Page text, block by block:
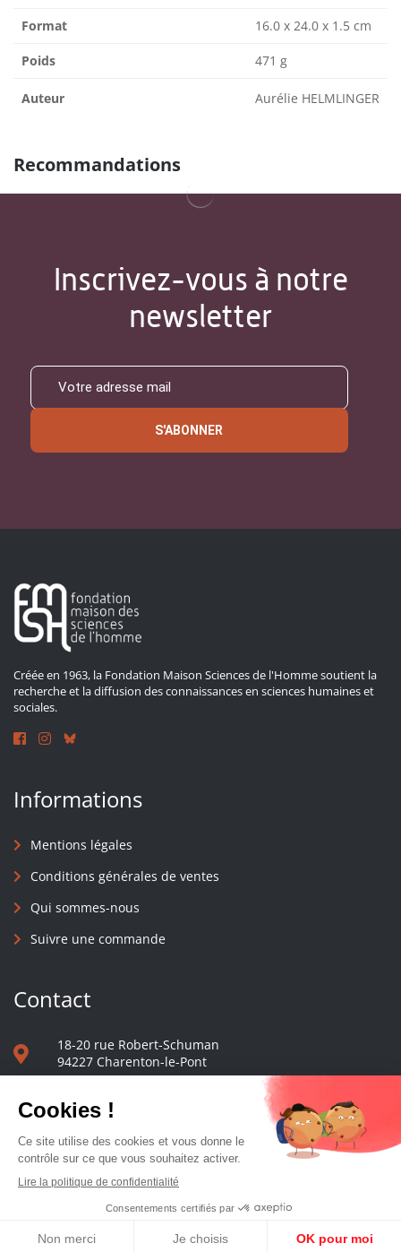
Format 16.0 x 24.0 x 1.5 cm
Poids 471 g
Auteur Aurélie HELMLINGER
Recommandations
Inscrivez-vous à notre
newsletter
S'ABONNER
Créée en 1963, la Fondation Maison Sciences de l'Homme soutient la
recherche et la diffusion des connaissances en sciences humaines et
sociales.
Informations
Mentions légales
Conditions générales de ventes
Qui sommes-nous
Suivre une commande
Contact
18-20 rue Robert-Schuman
94227 Charenton-le-Pont